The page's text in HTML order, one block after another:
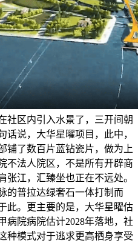
社区内引入水景了，三开间朝
话说，大华星曜项目，此中，
铺了数百片蓝钻瓷片，做为上
不法人院区，不是所有开辟商
张江，汇臻坐也正在不远处。
的普拉达绿奢石一体打制而
此。更主要的是，大华星曜估
病院病院估计2028年落地，社
种模式对于逃求更高栖身享受